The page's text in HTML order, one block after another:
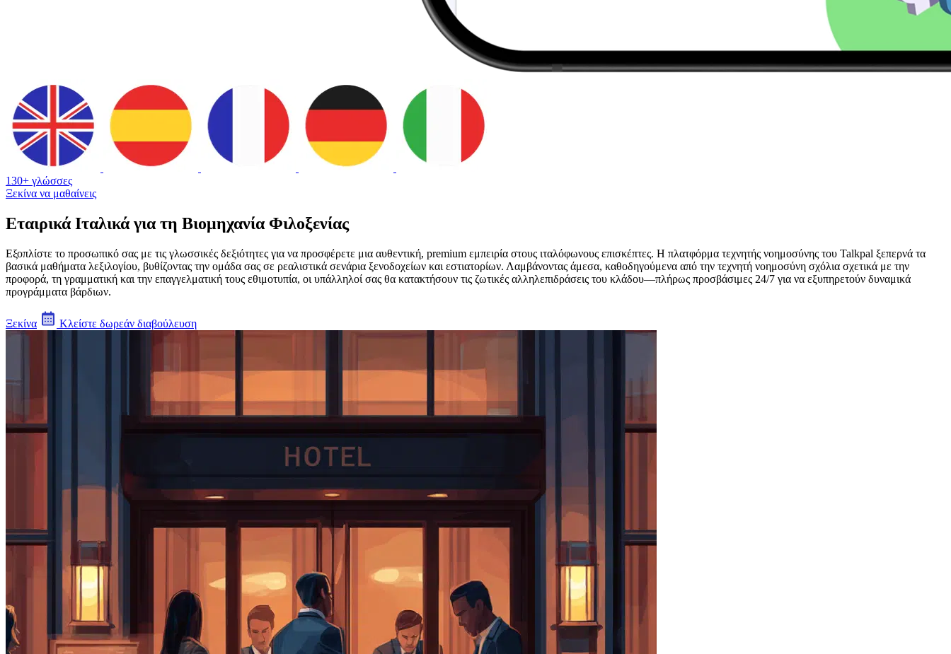
130+ γλώσσες
Ξεκίνα να μαθαίνεις
Εταιρικά Ιταλικά για τη Βιομηχανία Φιλοξενίας
Εξοπλίστε το προσωπικό σας με τις γλωσσικές δεξιότητες για να προσφέρετε μια αυθεντική, premium εμπειρία στους ιταλόφωνους επισκέπτες. Η πλατφόρμα τεχνητής νοημοσύνης του Talkpal ξεπερνά τα
βασικά μαθήματα λεξιλογίου, βυθίζοντας την ομάδα σας σε ρεαλιστικά σενάρια ξενοδοχείων και εστιατορίων. Λαμβάνοντας άμεσα, καθοδηγούμενα από την τεχνητή νοημοσύνη σχόλια σχετικά με την
προφορά, τη γραμματική και την επαγγελματική τους εθιμοτυπία, οι υπάλληλοί σας θα κατακτήσουν τις ζωτικές αλληλεπιδράσεις του κλάδου—πλήρως προσβάσιμες 24/7 για να εξυπηρετούν δυναμικά
προγράμματα βάρδιων.
Ξεκίνα Κλείστε δωρεάν διαβούλευση